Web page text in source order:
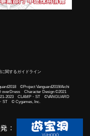
に関するガイドライン
©Project Vanguard2019/Aichi
Character Design ©2021
2023 CLAMP・ST ©VANGUARD
ST © Cygames, Inc.